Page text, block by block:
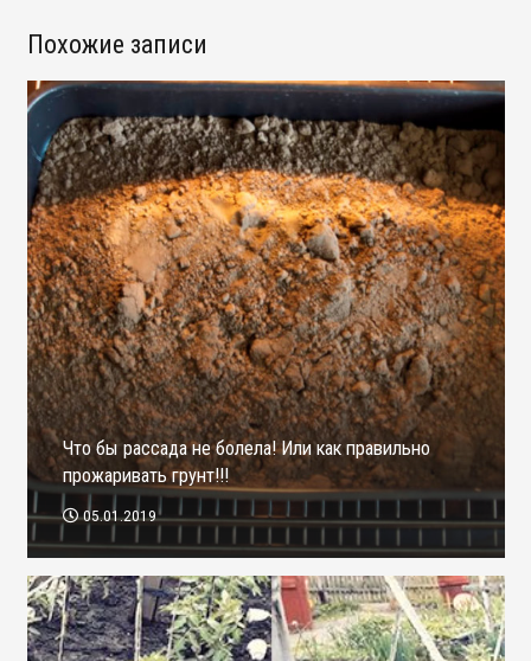
Похожие записи
Что бы рассада не болела! Или как правильно
прожаривать грунт!!!
05.01.2019